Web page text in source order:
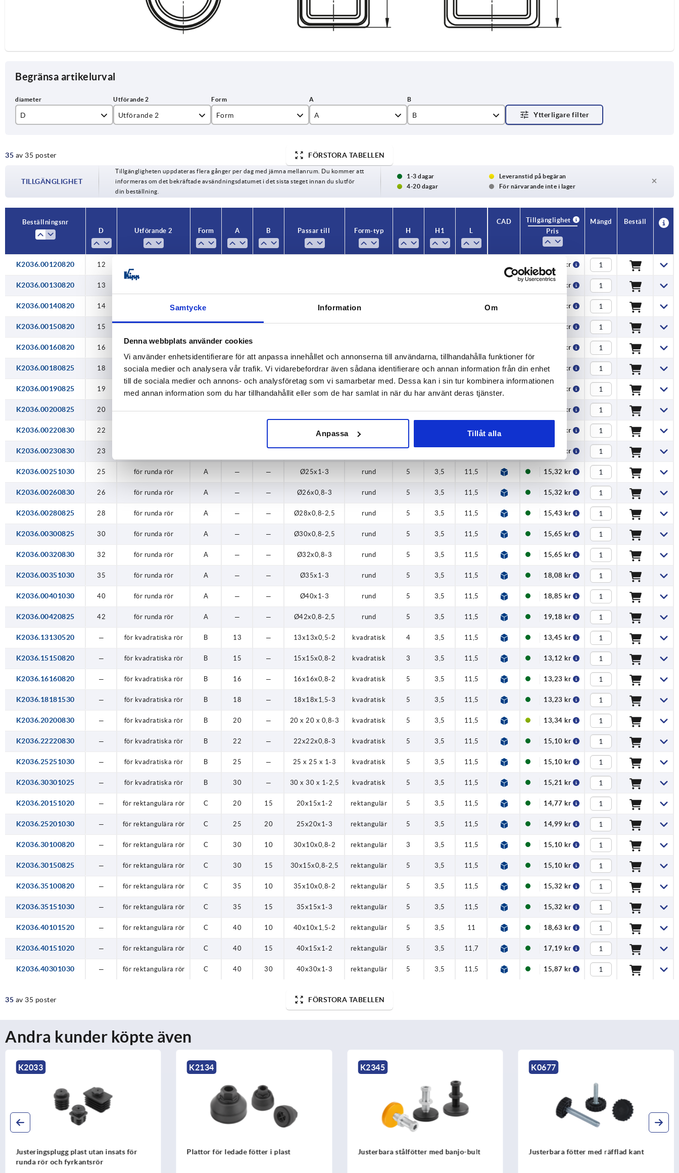
Samtycke Information Om
Denna webbplats använder cookies
Vi använder enhetsidentifierare för att anpassa innehållet och annonserna till användarna, tillhandahålla funktioner för
sociala medier och analysera vår trafik. Vi vidarebefordrar även sådana identifierare och annan information från din enhet
till de sociala medier och annons- och analysföretag som vi samarbetar med. Dessa kan i sin tur kombinera informationen
med annan information som du har tillhandahållit eller som de har samlat in när du har använt deras tjänster.
Anpassa Tillåt alla
Begränsa artikelurval
D
13
15
18
19
20
22
23
25
26
28
30
32
35
Utförande 2
för runda rör
Form
C
A
15
16
18
22
25
B
20
30
35 av 35 poster FÖRSTORA TABELLEN
TILLGÄNGLIGHET
Tillgängligheten uppdateras flera gånger per dag med jämna mellanrum. Du kommer att
informeras om det bekräftade avsändningsdatumet i det sista steget innan du slutför
din beställning.
1-3 dagar
Leveranstid på begäran
4-20 dagar
För närvarande inte i lager
Beställningsnr
D
Utförande 2 Form A B Passar till Form-typ H H1 L
CAD
Tillgänglighet
Pris
Mängd Beställ
K2036.00120820 12 13,01 kr
K2036.00130820 13 13,12 kr
K2036.00140820 14 för runda rör A Ø14x0,8-2 13,12 kr
K2036.00150820 15 13,23 kr
K2036.00160820 16 för runda rör 13,23 kr
K2036.00180825 18 för runda rör A — — Ø18x0,8-2,5 rund 5 3,5 11,5 13,34 kr
K2036.00190825 19 för runda rör — Ø19x0,8-2,5 rund 5 3,5 13,34 kr
K2036.00200825 20 för runda rör A — — Ø20x0,8-2,5 rund 5 3,5 11,5 13,45 kr
K2036.00220830 22 Ø22x0,8-3 11,5 13,45 kr
K2036.00230830 23 — Ø23x0,8-3 rund 5 14,55 kr
K2036.00251030 25 för runda rör A — — Ø25x1-3 rund 5 3,5 11,5 15,32 kr
K2036.00260830 26 för runda rör A — — Ø26x0,8-3 rund 5 3,5 11,5 15,32 kr
K2036.00280825 28 för runda rör A — — Ø28x0,8-2,5 rund 5 3,5 11,5 15,43 kr
K2036.00300825 30 för runda rör A — — Ø30x0,8-2,5 rund 5 3,5 11,5 15,65 kr
K2036.00320830 32 för runda rör A — — Ø32x0,8-3 rund 5 3,5 11,5 15,65 kr
K2036.00351030 35 för runda rör A — — Ø35x1-3 rund 5 3,5 11,5 18,08 kr
K2036.00401030 40 för runda rör A — — Ø40x1-3 rund 5 3,5 11,5 18,85 kr
K2036.00420825 42 för runda rör A — — Ø42x0,8-2,5 rund 5 3,5 11,5 19,18 kr
K2036.13130520 — för kvadratiska rör B 13 — 13x13x0,5-2 kvadratisk 4 3,5 11,5 13,45 kr
K2036.15150820 — för kvadratiska rör B 15 — 15x15x0,8-2 kvadratisk 3 3,5 11,5 13,12 kr
K2036.16160820 — för kvadratiska rör B 16 — 16x16x0,8-2 kvadratisk 5 3,5 11,5 13,23 kr
K2036.18181530 — för kvadratiska rör B 18 — 18x18x1,5-3 kvadratisk 5 3,5 11,5 13,23 kr
K2036.20200830 — för kvadratiska rör B 20 — 20 x 20 x 0,8-3 kvadratisk 5 3,5 11,5 13,34 kr
K2036.22220830 — för kvadratiska rör B 22 — 22x22x0,8-3 kvadratisk 5 3,5 11,5 15,10 kr
K2036.25251030 — för kvadratiska rör B 25 — 25 x 25 x 1-3 kvadratisk 5 3,5 11,5 15,10 kr
K2036.30301025 — för kvadratiska rör B 30 — 30 x 30 x 1-2,5 kvadratisk 5 3,5 11,5 15,21 kr
K2036.20151020 — för rektangulära rör C 20 15 20x15x1-2 rektangulär 5 3,5 11,5 14,77 kr
K2036.25201030 — för rektangulära rör C 25 20 25x20x1-3 rektangulär 5 3,5 11,5 14,99 kr
K2036.30100820 — för rektangulära rör C 30 10 30x10x0,8-2 rektangulär 3 3,5 11,5 15,10 kr
K2036.30150825 — för rektangulära rör C 30 15 30x15x0,8-2,5 rektangulär 5 3,5 11,5 15,10 kr
K2036.35100820 — för rektangulära rör C 35 10 35x10x0,8-2 rektangulär 5 3,5 11,5 15,32 kr
K2036.35151030 — för rektangulära rör C 35 15 35x15x1-3 rektangulär 5 3,5 11,5 15,32 kr
K2036.40101520 — för rektangulära rör C 40 10 40x10x1,5-2 rektangulär 5 3,5 11 18,63 kr
K2036.40151020 — för rektangulära rör C 40 15 40x15x1-2 rektangulär 5 3,5 11,7 17,19 kr
K2036.40301030 — för rektangulära rör C 40 30 40x30x1-3 rektangulär 5 3,5 11,5 15,87 kr
35 av 35 poster FÖRSTORA TABELLEN
Andra kunder köpte även
K2033
Justeringsplugg plast utan insats för
runda rör och fyrkantsrör
K2134
Plattor för ledade fötter i plast
K2345
Justerbara stålfötter med banjo-bult
K0677
Justerbara fötter med räfflad kant